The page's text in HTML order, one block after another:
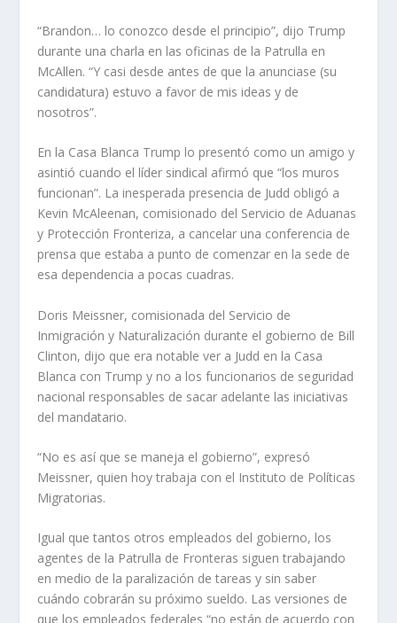
“Brandon… lo conozco desde el principio”, dijo Trump
durante una charla en las oficinas de la Patrulla en
McAllen. “Y casi desde antes de que la anunciase (su
candidatura) estuvo a favor de mis ideas y de
nosotros”.
En la Casa Blanca Trump lo presentó como un amigo y
asintió cuando el líder sindical afirmó que “los muros
funcionan”. La inesperada presencia de Judd obligó a
Kevin McAleenan, comisionado del Servicio de Aduanas
y Protección Fronteriza, a cancelar una conferencia de
prensa que estaba a punto de comenzar en la sede de
esa dependencia a pocas cuadras.
Doris Meissner, comisionada del Servicio de
Inmigración y Naturalización durante el gobierno de Bill
Clinton, dijo que era notable ver a Judd en la Casa
Blanca con Trump y no a los funcionarios de seguridad
nacional responsables de sacar adelante las iniciativas
del mandatario.
“No es así que se maneja el gobierno”, expresó
Meissner, quien hoy trabaja con el Instituto de Políticas
Migratorias.
Igual que tantos otros empleados del gobierno, los
agentes de la Patrulla de Fronteras siguen trabajando
en medio de la paralización de tareas y sin saber
cuándo cobrarán su próximo sueldo. Las versiones de
que los empleados federales “no están de acuerdo con